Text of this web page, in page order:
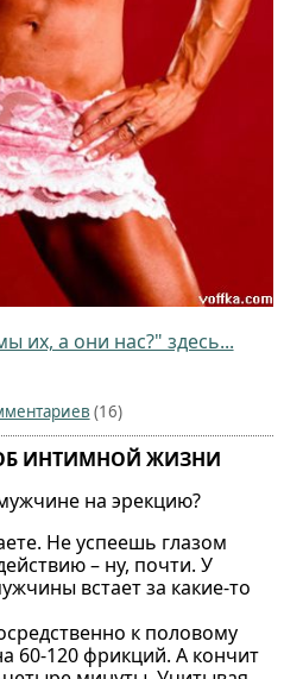
их, а они нас?" здесь...
(16)
ИНТИМНОЙ ЖИЗНИ
на эрекцию?
Не успеешь глазом
– ну, почти. У
встает за какие-то
к половому
60-120 фрикций. А кончит